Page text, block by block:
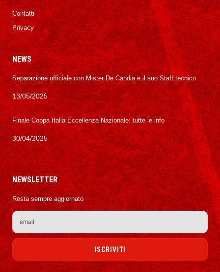
Contatti
Privacy
NEWS
Separazione ufficiale con Mister De Candia e il suo Staff tecnico
13/05/2025
Finale Coppa Italia Eccellenza Nazionale: tutte le info
30/04/2025
NEWSLETTER
Resta sempre aggiornato